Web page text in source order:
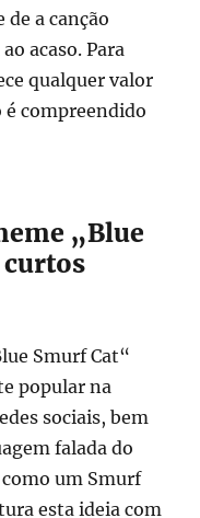
a canção
acaso. Para
qualquer valor
é compreendido
„Blue
curtos
Smurf Cat“
popular na
sociais, bem
falada do
um Smurf
esta ideia com